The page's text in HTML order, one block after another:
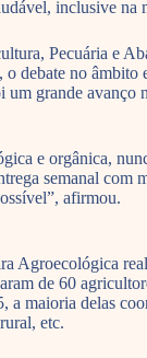
inclusive na
Pecuária e
no âmbito
grande
e orgânica,
semanal
afirmou.
Agroecológica
de 60
maioria delas
etc.